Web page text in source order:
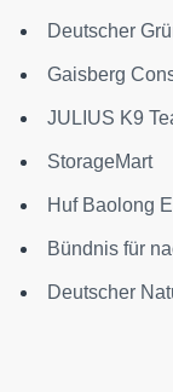
Deutscher
Gaisberg
JULIUS K9
StorageMart
Huf Baolong
Bündnis für
Deutscher